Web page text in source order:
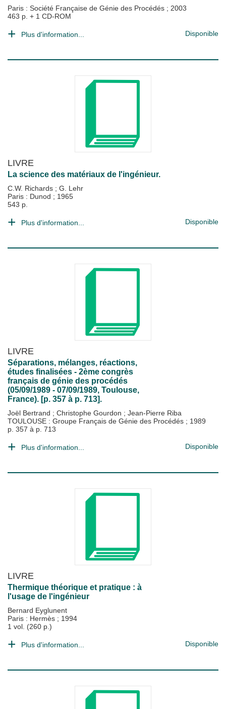
Paris : Société Française de Génie des Procédés ; 2003
463 p. + 1 CD-ROM
Plus d'information... Disponible
LIVRE
La science des matériaux de l'ingénieur.
C.W. Richards ; G. Lehr
Paris : Dunod ; 1965
543 p.
Plus d'information... Disponible
LIVRE
Séparations, mélanges, réactions,
études finalisées - 2ème congrès
français de génie des procédés
(05/09/1989 - 07/09/1989, Toulouse,
France). [p. 357 à p. 713].
Joël Bertrand ; Christophe Gourdon ; Jean-Pierre Riba
TOULOUSE : Groupe Français de Génie des Procédés ; 1989
p. 357 à p. 713
Plus d'information... Disponible
LIVRE
Thermique théorique et pratique : à
l'usage de l'ingénieur
Bernard Eyglunent
Paris : Hermès ; 1994
1 vol. (260 p.)
Plus d'information... Disponible